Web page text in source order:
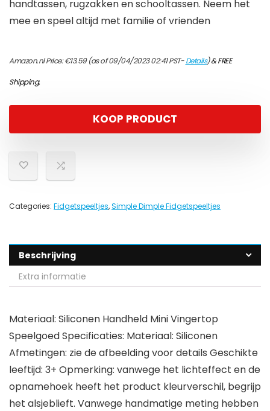
handtassen, rugzakken en schooltassen. Neem het
mee en speel altijd met familie of vrienden
Amazon.nl Price:€13.59(as of 09/04/2023 02:41 PST-Details)&FREE
Shipping.
KOOP PRODUCT
Categories: Fidgetspeeltjes,Simple Dimple Fidgetspeeltjes
Beschrijving
Extra informatie
Materiaal: Siliconen Handheld Mini Vingertop
Speelgoed Specificaties: Materiaal: Siliconen
Afmetingen: zie de afbeelding voor details Geschikte
leeftijd: 3+ Opmerking: vanwege het lichteffect en de
opnamehoek heeft het product kleurverschil, begrijp
het alsjeblieft. Vanwege handmatige meting hebben